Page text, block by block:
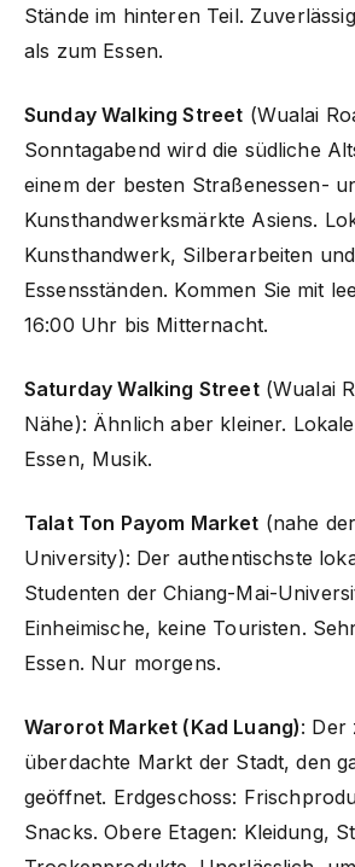
Stände im hinteren Teil.
als zum Essen.
Sunday Walking Street (Wualai
Sonntagabend wird die südliche
einem der besten Straßenessen-
Kunsthandwerksmärkte Asiens.
Kunsthandwerk, Silberarbeiten
Essensständen. Kommen Sie mit
16:00 Uhr bis Mitternacht.
Saturday Walking Street(Wualai
Nähe): Ähnlich aber kleiner.
Essen, Musik.
Talat Ton Payom Market (nahe
University): Der authentischste
Studenten der Chiang-Mai-
Einheimische, keine Touristen.
Essen. Nur morgens.
Warorot Market (Kad Luang): Der
überdachte Markt der Stadt, den
geöffnet. Erdgeschoss:
Snacks. Obere Etagen: Kleidung,